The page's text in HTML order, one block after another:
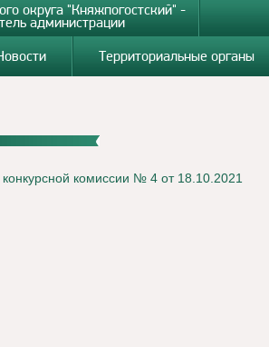
округа "Княжпогостский" -
администрации
Территориальные органы
комиссии № 4 от 18.10.2021